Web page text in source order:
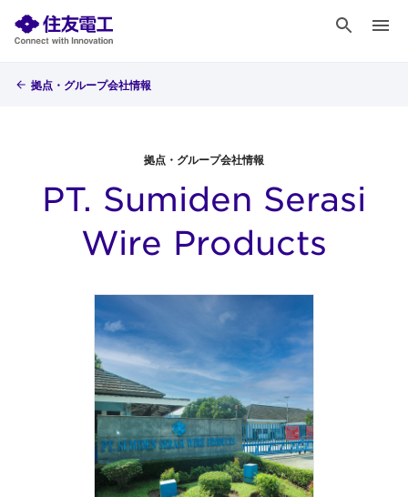
拠点・グループ会社情報
拠点・グループ会社情報
PT. Sumiden Serasi
Wire Products